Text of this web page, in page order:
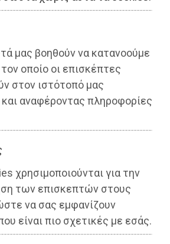
μας βοηθούν να κατανοούμε
οποίο οι επισκέπτες
στον ιστότοπό μας
αναφέροντας πληροφορίες
χρησιμοποιούνται για την
των επισκεπτών στους
να σας εμφανίζουν
είναι πιο σχετικές με εσάς.
του
Υπουργό
Πέτσα